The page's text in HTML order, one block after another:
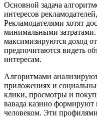
Основной задача
интересов
Рекламодателями хотят
минимальными
максимизируются доход
предпочитаются видеть
интересам.
Алгоритмами
приложениях и
клики, просмотры и
вавада казино
человеком. Эти